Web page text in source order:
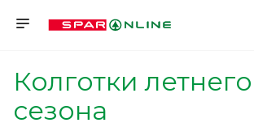
Колготки летнего
сезона